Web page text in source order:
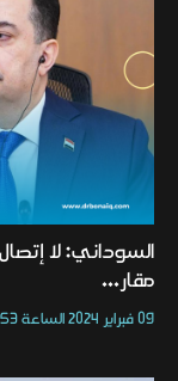
السوداني: لا
مقار...
09 فبراير 2024 الساعة 10:53 صباحًا